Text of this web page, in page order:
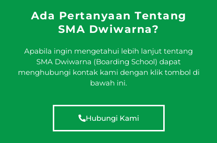
Ada Pertanyaan Tentang
SMA Dwiwarna?
Apabila ingin mengetahui lebih lanjut tentang
SMA Dwiwarna (Boarding School) dapat
menghubungi kontak kami dengan klik tombol di
bawah ini.
Hubungi Kami